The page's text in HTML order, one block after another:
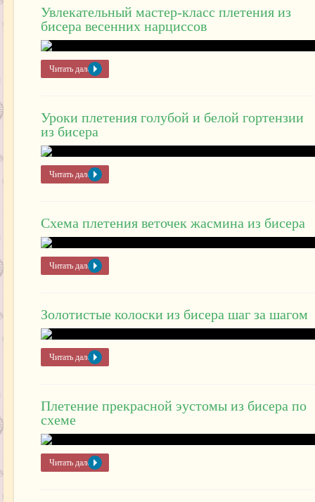
Увлекательный мастер-класс плетения из
бисера весенних нарциссов
Читать далее »
Уроки плетения голубой и белой гортензии
из бисера
Читать далее »
Схема плетения веточек жасмина из бисера
Читать далее »
Золотистые колоски из бисера шаг за шагом
Читать далее »
Плетение прекрасной эустомы из бисера по
схеме
Читать далее »